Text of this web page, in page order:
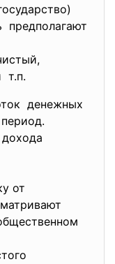
предполагают
т.п.
денежных
от